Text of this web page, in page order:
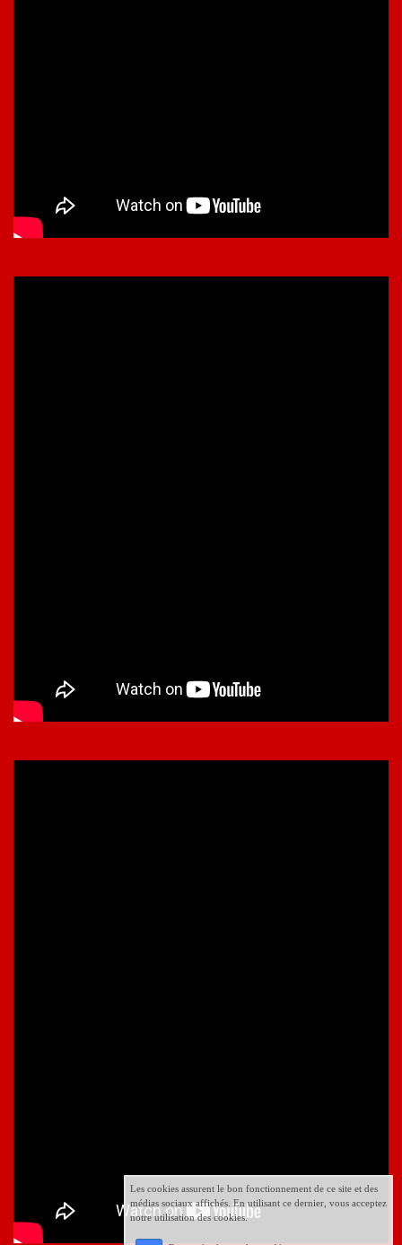
Les cookies assurent le bon fonctionnement de ce site et des
médias sociaux affichés. En utilisant ce dernier, vous acceptez
notre utilisation des cookies.